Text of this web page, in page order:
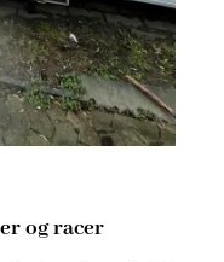
og racer